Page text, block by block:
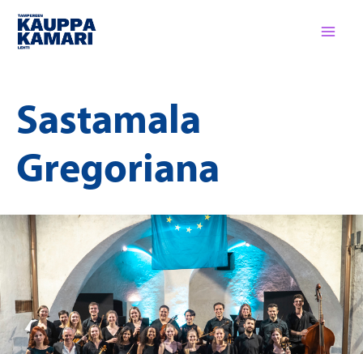
Siirry
sisältöön
Sastamala
Gregoriana